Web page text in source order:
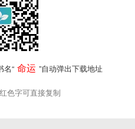
名“ 命运 ”自动弹出下载地址
色字可直接复制